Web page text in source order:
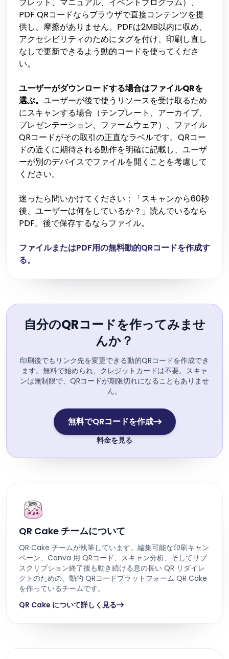
PDF QRコードならブラウザで直接コンテンツを提
供し、摩擦がありません。PDFは2MB以内に収め、
アクセシビリティのためにタグを付け、印刷し直し
なしで更新できるよう動的コードを使ってくださ
い。
ユーザーがダウンロードする場合はファイルQRを
選ぶ。 ユーザーが後で使うリソースを受け取るため
にスキャンする場合（テンプレート、アーカイブ、
プレゼンテーション、ファームウェア）、ファイル
QRコードがその取引の正直なラベルです。QRコー
ドの近くに期待される動作を明確に記載し、ユーザ
ーが別のデバイスでファイルを開くことを考慮して
ください。
迷ったら問いかけてください：「スキャンから60秒
後、ユーザーは何をしているか？」読んでいるなら
PDF。後で保存するならファイル。
ファイルまたはPDF用の無料動的QRコードを作成す
る。
自分のQRコードを作ってみませ
んか？
印刷後でもリンク先を変更できる動的QRコードを作成でき
ます。無料で始められ、クレジットカードは不要。スキャ
ンは無制限で、QRコードが期限切れになることもありませ
ん。
無料でQRコードを作成
料金を見る
QR Cake チームについて
QR Cake チームが執筆しています。編集可能な印刷キャン
ペーン、Canva 用 QRコード、スキャン分析、そしてサブ
スクリプション終了後も動き続ける息の長い QR リダイレ
クトのための、動的 QRコードプラットフォーム QR Cake
を作っているチームです。
QR Cake について詳しく見る